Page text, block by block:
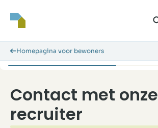
Homepagina voor bewoners
Contact met onze
recruiter